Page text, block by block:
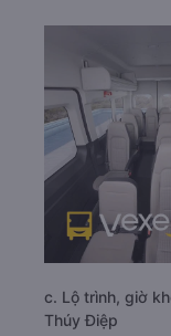
c. Lộ trình, giờ
Thúy Điệp